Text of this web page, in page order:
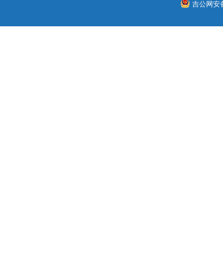
吉公网安